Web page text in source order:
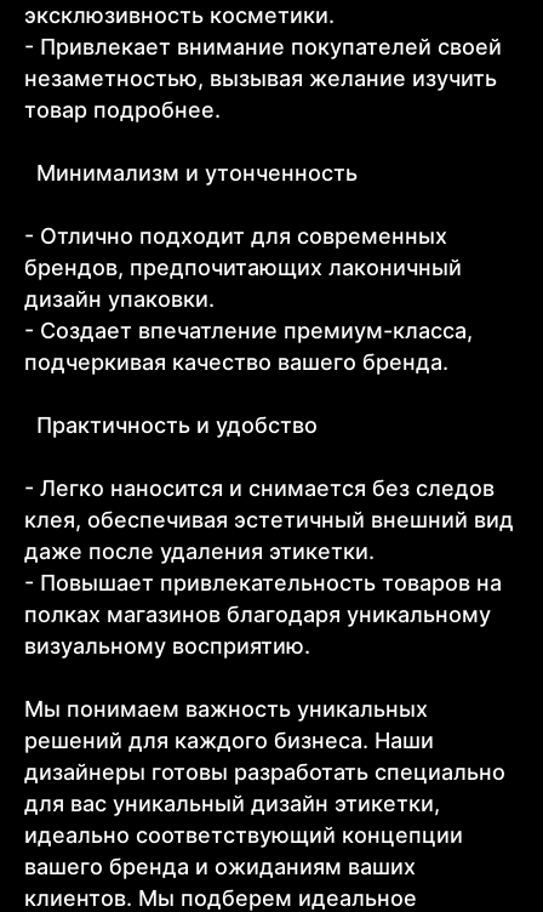
эксклюзивность косметики.
- Привлекает внимание покупателей своей
незаметностью, вызывая желание изучить
товар подробнее.
Минимализм и утонченность
- Отлично подходит для современных
брендов, предпочитающих лаконичный
дизайн упаковки.
- Создает впечатление премиум-класса,
подчеркивая качество вашего бренда.
Практичность и удобство
- Легко наносится и снимается без следов
клея, обеспечивая эстетичный внешний вид
даже после удаления этикетки.
- Повышает привлекательность товаров на
полках магазинов благодаря уникальному
визуальному восприятию.
Мы понимаем важность уникальных
решений для каждого бизнеса. Наши
дизайнеры готовы разработать специально
для вас уникальный дизайн этикетки,
идеально соответствующий концепции
вашего бренда и ожиданиям ваших
клиентов. Мы подберем идеальное